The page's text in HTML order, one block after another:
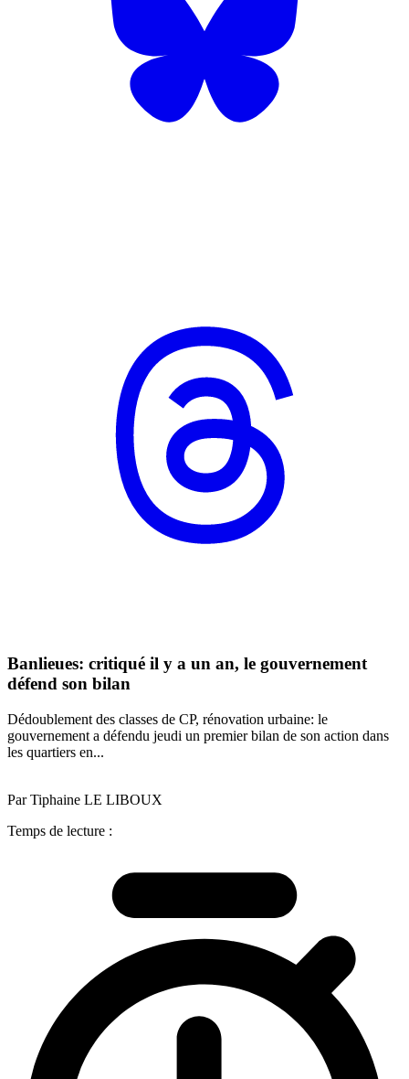
Banlieues: critiqué il y a un an, le gouvernement
défend son bilan
Dédoublement des classes de CP, rénovation urbaine: le
gouvernement a défendu jeudi un premier bilan de son action dans
les quartiers en...
Par Tiphaine LE LIBOUX
Temps de lecture :